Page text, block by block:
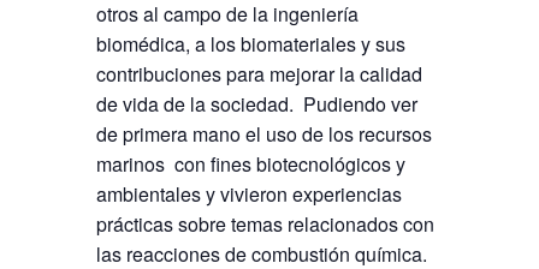
otros al campo de la ingeniería
biomédica, a los biomateriales y sus
contribuciones para mejorar la calidad
de vida de la sociedad. Pudiendo ver
de primera mano el uso de los recursos
marinos con fines biotecnológicos y
ambientales y vivieron experiencias
prácticas sobre temas relacionados con
las reacciones de combustión química.